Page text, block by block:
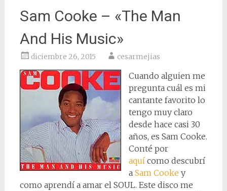
Sam Cooke – «The Man
And His Music»
diciembre 26, 2015 cesarmejias
Cuando alguien me
pregunta cuál es mi
cantante favorito lo
tengo muy claro
desde hace casi 30
años, es Sam Cooke.
Conté por
aquícomo descubrí
a Sam Cooke y
como aprendí a amar el SOUL. Este disco me